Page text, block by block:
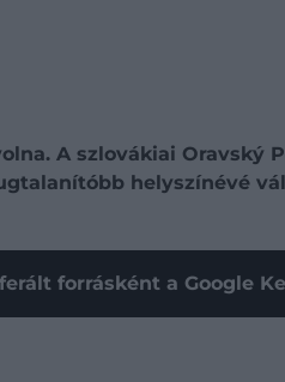
A szlovákiai Oravský
helyszínévé
forrásként a Google